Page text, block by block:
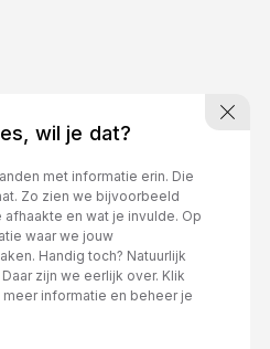
wil je dat?
met informatie erin. Die
Zo zien we bijvoorbeeld
afhaakte en wat je invulde. Op
waar we jouw
Handig toch? Natuurlijk
zijn we eerlijk over. Klik
informatie en beheer je